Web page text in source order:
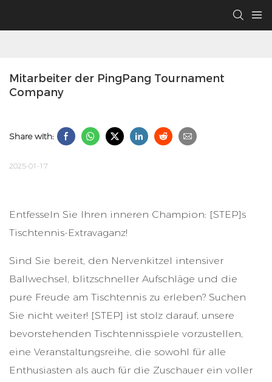
Mitarbeiter der PingPang Tournament
Company
Share with:
2025-01-17
Entfesseln Sie Ihren inneren Champion: [STEP]s
Tischtennis-Extravaganz!
Sind Sie bereit, den Nervenkitzel intensiver
Ballwechsel, blitzschneller Aufschläge und die
pure Freude am Tischtennis zu erleben? Suchen
Sie nicht weiter! [STEP] ist stolz darauf, unsere
bevorstehenden Tischtennisspiele vorzustellen,
eine Veranstaltungsreihe, die sowohl für alle
Enthusiasten als auch für die Zuschauer ein voller